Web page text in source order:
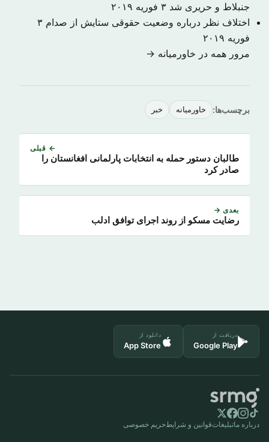
جنبلاط و حریری شد ۳ فوریه ۲۰۱۹
اختلاف نظر درباره وضعیت حقوقی ستایش از صدام ۳
فوریه ۲۰۱۹
مرور همه در خاورمیانه →
برچسب‌ها: خاورمیانه خبر
← قبلی
طالبان دستور حمله به انتخابات پارلمانی افغانستان را
صادر کرد
بعدی →
رضایت مسکو از روند اجرای توافق ادلب
دریافت از
Google Play
دانلود از
App Store
درباره ماتبلیغاتقوانین و شرایطحریم خصوصی